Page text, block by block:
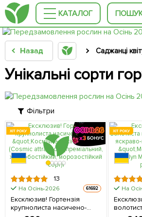
КАТАЛОГ
Назад Саджанці
Унікальні сорти
Фільтри
ХІТ РОКУ
13
На Осінь-2026 61692
Ексклюзив! Гортензія
крупнолиста насичено-
ХІТ РОКУ
На